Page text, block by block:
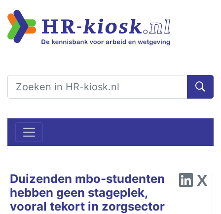
Duizenden mbo-studenten
hebben geen stageplek,
vooral tekort in zorgsector